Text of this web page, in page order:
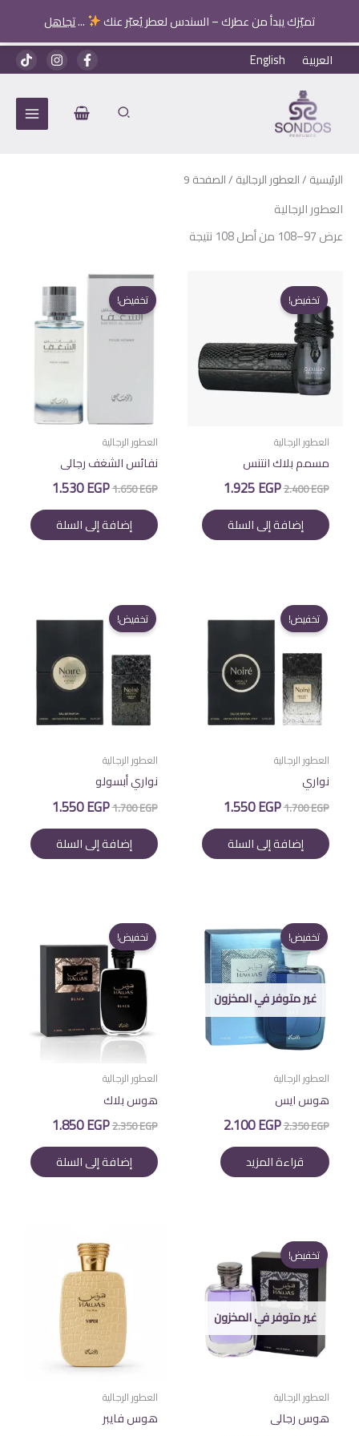
تميّزك يبدأ من عطرك – السندس لعطر يُعبّر عنك ...تجاهل
تخطي
إلى
العربية English
الرئيسية /العطور الرجالية / الصفحة 9
العطور الرجالية
عرض 97–108 من أصل 108 نتيجة
تخفيض!
العطور الرجالية
مسمم بلاك انتنس
2.400EGP السعر
الأصلي
هو:
2.400 EGP.
1.925EGP
هو:
1.925 EGP. إضافة إلى السلة
تخفيض!
العطور الرجالية
نفائس الشغف رجالى
1.650EGP السعر
الأصلي
هو:
1.650 EGP.
1.530EGP
هو:
1.530 EGP. إضافة إلى السلة
تخفيض!
العطور الرجالية
نواري
1.700EGP السعر
الأصلي
هو:
1.700 EGP.
1.550EGP
هو:
1.550 EGP. إضافة إلى السلة
تخفيض!
العطور الرجالية
نواري أبسولو
1.700EGP السعر
الأصلي
هو:
1.700 EGP.
1.550EGP
هو:
1.550 EGP. إضافة إلى السلة
غير متوفر في المخزون
تخفيض!
العطور الرجالية
هوس ايس
2.350EGP السعر
الأصلي
هو:
2.350 EGP.
2.100EGP
هو:
2.100 EGP. قراءة المزيد
تخفيض!
العطور الرجالية
هوس بلاك
2.350EGP السعر
الأصلي
هو:
2.350 EGP.
1.850EGP
هو:
1.850 EGP. إضافة إلى السلة
غير متوفر في المخزون
تخفيض!
العطور الرجالية
هوس رجالى
العطور الرجالية
هوس فايبر